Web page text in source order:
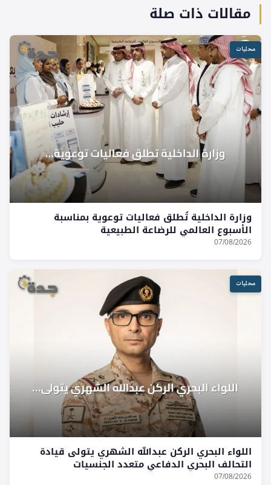
مقالات ذات صلة
محليات
وزارة الداخلية تُطلق فعاليات توعوية بمناسبة
الأسبوع العالمي للرضاعة الطبيعية
07/08/2026
محليات
اللواء البحري الركن عبدالله الشهري يتولى قيادة
التحالف البحري الدفاعي متعدد الجنسيات
07/08/2026